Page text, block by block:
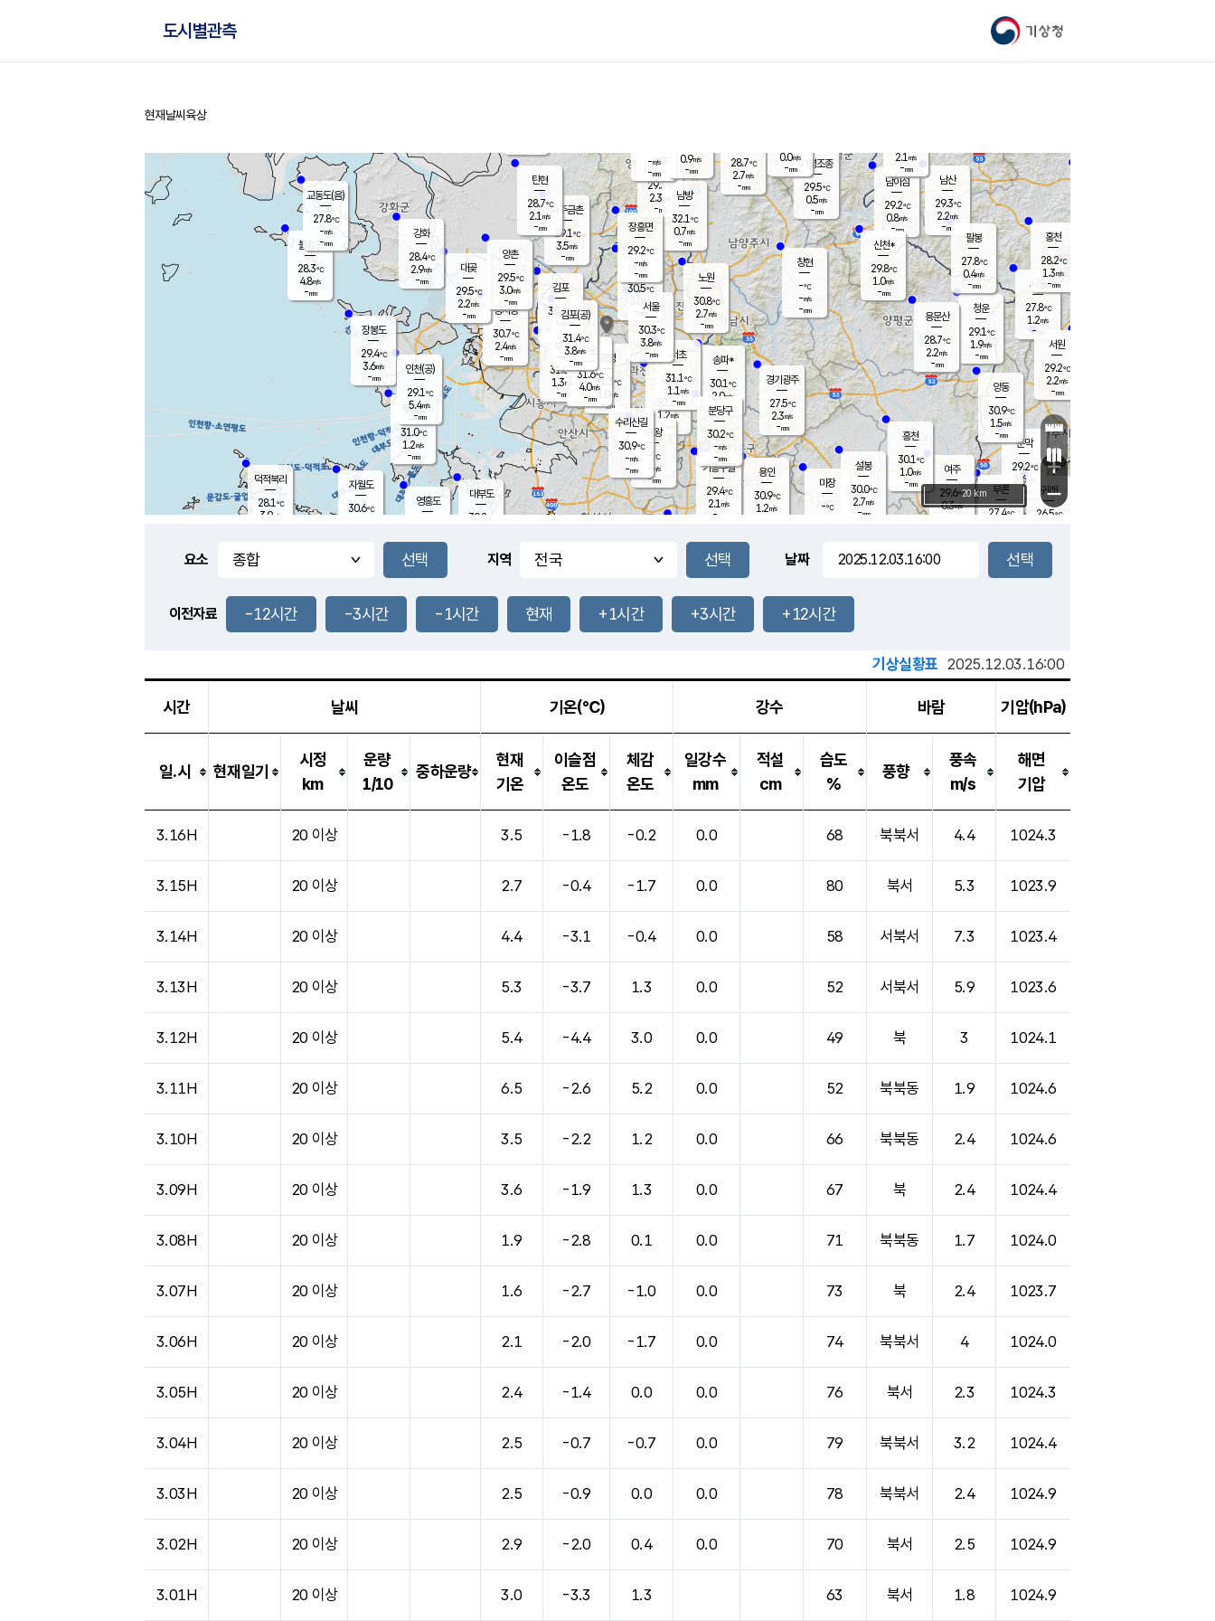
기상청
도시별관측
홈
현재날씨 육상
풍도
1.7m/s
문막
29.2℃
2.6m/s
mm
남이섬
29.2℃
0.8m/s
-mm
무의도
31.0℃
1.2m/s
-mm
영흥도
볼음도
28.3℃
4.8m/s
-mm
자월도
30.6℃
양주
29.3℃
2.3
-mm
부론
27.4℃
과천
30.2℃
1.2m/s
- mm
남산
29.3℃
2.2m/s
-mm
장봉도
29.4℃
3.6m/s
-mm
-mm
청운
29.1℃
1.9m/s
-mm
팔봉
27.8℃
0.4m/s
-mm
-mm
용인
30.9℃
1.2m/s
여주
29.6℃
0.3m/s
양동
30.9℃
1.5m/s
-mm
경기광주
27.5℃
2.3m/s
-mm
장호원
2.1 m/s
-mm
29.5
℃
대부도
30.2
-
경서동
30.7℃
2.4m/s
-mm
파주금촌
29.1℃
3.5m/s
-mm
가평조종
29.5℃
0.5m/s
-mm
28.7℃
2.7m/s
-mm
대곶
29.5℃
2.2m/s
-mm
신천*
29.8℃
1.0m/s
-mm
창현
-℃
-m/s
-mm
탄현
28.7℃
2.1 m/s
-mm
0.0m/s
-mm
29.5℃
1.3m/s
-mm
흥천
30.1℃
1.0m/s
-mm
마장
-℃
의왕
- ℃
-m/s
-mm
김포
30.4℃
-m/s
mm
설봉
30.0℃
2.7m/s
-mm
광명
31.3 ℃
3.0 m/s
-mm
부천
31.0℃
1.3m/s
-mm
-mm
양촌
29.5℃
3.0m/s
-mm
구로
31.6℃
4.0m/s
-mm
은평
30.5℃
3.0 m/s
- mm
노원
30.8℃
2.7m/s
-mm
송파*
30.1℃
2.0m/s
-mm
서초
31.1℃
1.1 m/s
-mm
남방
32.1℃
0.7m/s
-mm
기흥구갈
29.4℃
2.1 m/s
-
수리산길
30.9℃
-m/s
-mm
분당구
30.2℃
-m/s
-mm
장흥면
29.2℃
-m/s
-mm
-m/s
-mm
시동
27.8℃
1.2m/s
- mm
귀래
26.5℃
서원
29.2℃
2.2m/s
-mm
용문산
28.7℃
2.2m/s
-mm
덕적북리
28.1℃
3.9m/s
홍천
28.2℃
1.3m/s
-mm
강화
28.4℃
2.9m/s
-mm
인천(공)
29.1℃
5.4m/s
-mm
김포(공)
31.4℃
3.8m/s
-mm
서울
30.3℃
3.8m/s
-mm
0.9m/s
-mm
교동도(음)
27.8℃
-m/s
-mm
+
−
20 km
요소 지역 날짜
이전자료 -12시간 -3시간 -1시간 현재 +1시간 +3시간 +12시간
기상실황표 2025.12.03.16:00
시간 날씨 기온(℃) 강수 바람 기압(hPa)
일.시 현재일기
시정
km
운량
1/10
중하운량
현재
기온
이슬점
온도
체감
온도
일강수
mm
적설
cm
습도
%
풍향
풍속
m/s
해면
기압
3.16H 20 이상 3.5 -1.8 -0.2 0.0 68 북북서 4.4 1024.3
3.15H 20 이상 2.7 -0.4 -1.7 0.0 80 북서 5.3 1023.9
3.14H 20 이상 4.4 -3.1 -0.4 0.0 58 서북서 7.3 1023.4
3.13H 20 이상 5.3 -3.7 1.3 0.0 52 서북서 5.9 1023.6
3.12H 20 이상 5.4 -4.4 3.0 0.0 49 북 3 1024.1
3.11H 20 이상 6.5 -2.6 5.2 0.0 52 북북동 1.9 1024.6
3.10H 20 이상 3.5 -2.2 1.2 0.0 66 북북동 2.4 1024.6
3.09H 20 이상 3.6 -1.9 1.3 0.0 67 북 2.4 1024.4
3.08H 20 이상 1.9 -2.8 0.1 0.0 71 북북동 1.7 1024.0
3.07H 20 이상 1.6 -2.7 -1.0 0.0 73 북 2.4 1023.7
3.06H 20 이상 2.1 -2.0 -1.7 0.0 74 북북서 4 1024.0
3.05H 20 이상 2.4 -1.4 0.0 0.0 76 북서 2.3 1024.3
3.04H 20 이상 2.5 -0.7 -0.7 0.0 79 북북서 3.2 1024.4
3.03H 20 이상 2.5 -0.9 0.0 0.0 78 북북서 2.4 1024.9
3.02H 20 이상 2.9 -2.0 0.4 0.0 70 북서 2.5 1024.9
3.01H 20 이상 3.0 -3.3 1.3 63 북서 1.8 1024.9